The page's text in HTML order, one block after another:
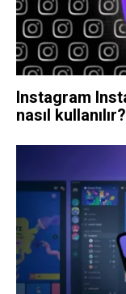
Instagram
nasıl kullanılır?